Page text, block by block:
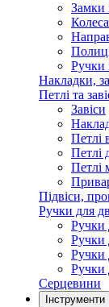
Замки
Ручки
Накладки,
Петлі та
Завіси
Петлі
Петлі
Петлі
Підвіси,
Ручки для
Ручки
Ручки
Ручки
Ручки
Серцевини
Інструменти